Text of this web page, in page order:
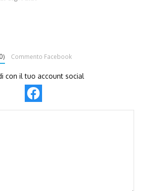
Commento Facebook
con il tuo account social